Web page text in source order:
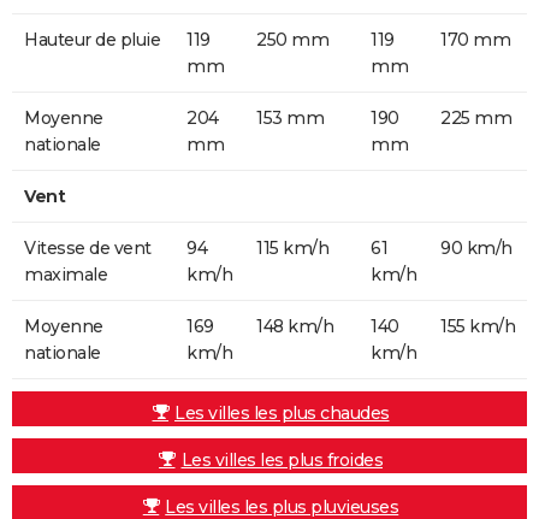
Hauteur de pluie
119
mm
250 mm
119
mm
170 mm
Moyenne
nationale
204
mm
153 mm
190
mm
225 mm
Vent
Vitesse de vent
maximale
94
km/h
115 km/h
61
km/h
90 km/h
Moyenne
nationale
169
km/h
148 km/h
140
km/h
155 km/h
Les villes les plus chaudes
Les villes les plus froides
Les villes les plus pluvieuses